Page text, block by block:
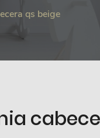
qs beige